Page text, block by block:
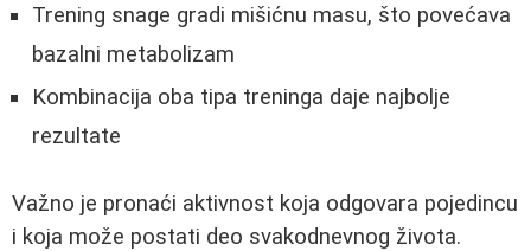
Trening snage gradi mišićnu masu, što povećava
bazalni metabolizam
Kombinacija oba tipa treninga daje najbolje
rezultate
Važno je pronaći aktivnost koja odgovara pojedincu
i koja može postati deo svakodnevnog života.